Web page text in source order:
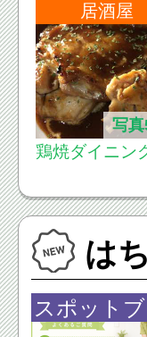
居酒屋
写
鶏焼ダイニン
子店
は
スポット